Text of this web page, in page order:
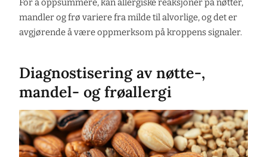
For å oppsummere, kan allergiske reaksjoner på nøtter,
mandler og frø variere fra milde til alvorlige, og det er
avgjørende å være oppmerksom på kroppens signaler.
Diagnostisering av nøtte-,
mandel- og frøallergi